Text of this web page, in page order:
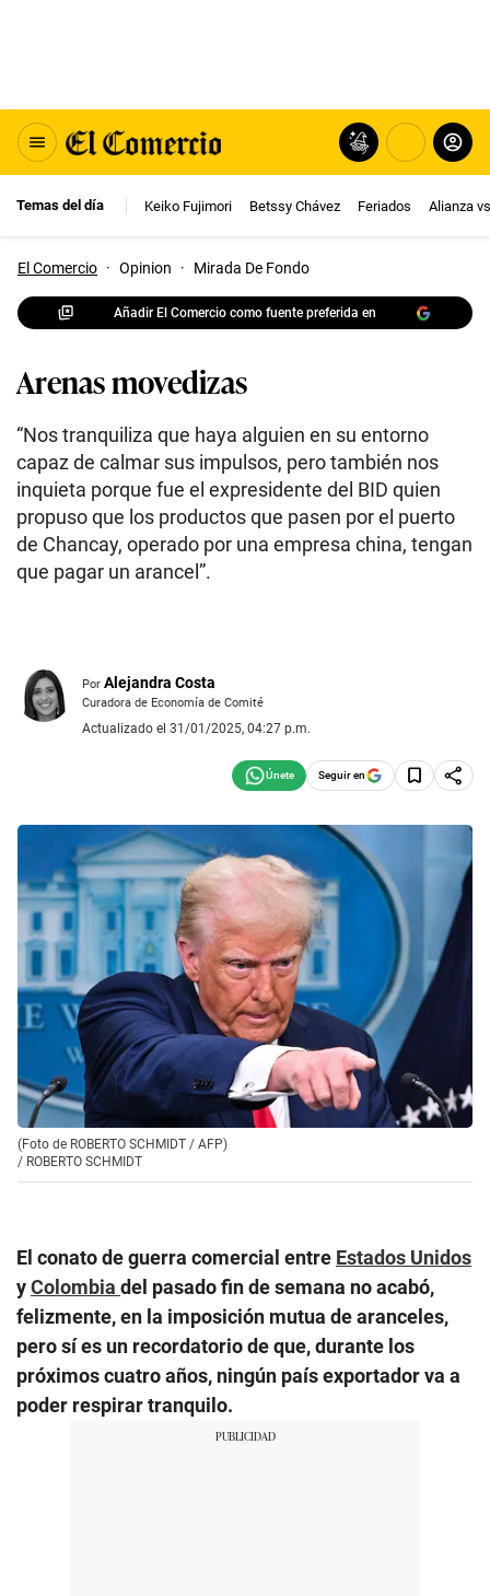
Temas del día Keiko Fujimori Betssy Chávez Feriados Alianza
El Comercio · Opinion · Mirada De Fondo
Añadir El Comercio como fuente preferida en
Arenas movedizas
“Nos tranquiliza que haya alguien en su entorno
capaz de calmar sus impulsos, pero también nos
inquieta porque fue el expresidente del BID quien
propuso que los productos que pasen por el puerto
de Chancay, operado por una empresa china, tengan
que pagar un arancel”.
Por Alejandra Costa
Curadora de Economía de Comité
Actualizado el 31/01/2025, 04:27 p.m.
Seguir en
(Foto de ROBERTO SCHMIDT / AFP)
/ ROBERTO SCHMIDT
El conato de guerra comercial entre Estados Unidos
yColombia del pasado fin de semana no acabó,
felizmente, en la imposición mutua de aranceles,
pero sí es un recordatorio de que, durante los
próximos cuatro años, ningún país exportador va a
poder respirar tranquilo.